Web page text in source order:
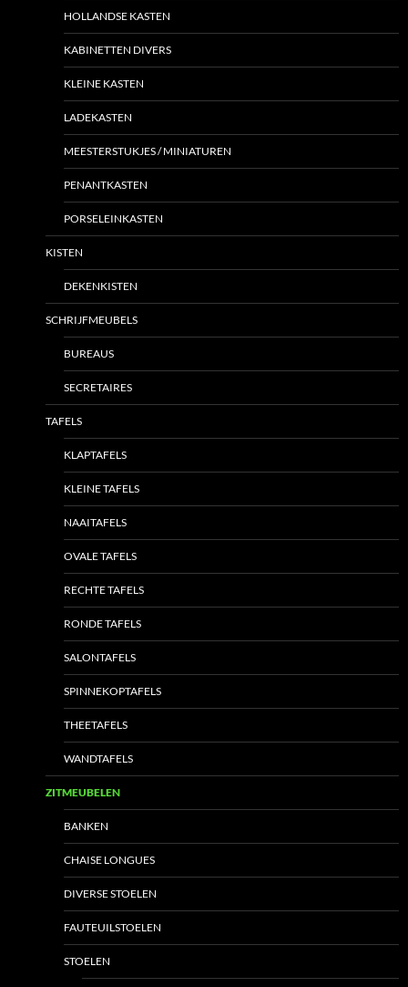
HOLLANDSE KASTEN
KABINETTEN DIVERS
KLEINE KASTEN
LADEKASTEN
MEESTERSTUKJES / MINIATUREN
PENANTKASTEN
PORSELEINKASTEN
KISTEN
DEKENKISTEN
SCHRIJFMEUBELS
BUREAUS
SECRETAIRES
TAFELS
KLAPTAFELS
KLEINE TAFELS
NAAITAFELS
OVALE TAFELS
RECHTE TAFELS
RONDE TAFELS
SALONTAFELS
SPINNEKOPTAFELS
THEETAFELS
WANDTAFELS
ZITMEUBELEN
BANKEN
CHAISE LONGUES
DIVERSE STOELEN
FAUTEUILSTOELEN
STOELEN